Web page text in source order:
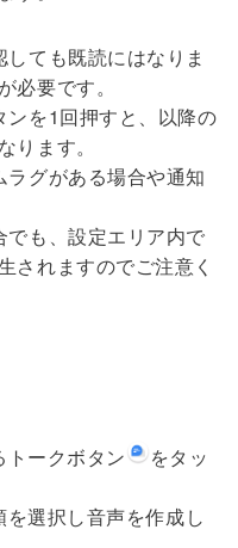
ても既読にはなりま
必要です。
を1回押すと、以降の
ります。
グがある場合や通知
も、設定エリア内で
されますのでご注意く
ークボタン
をタッ
選択し音声を作成し